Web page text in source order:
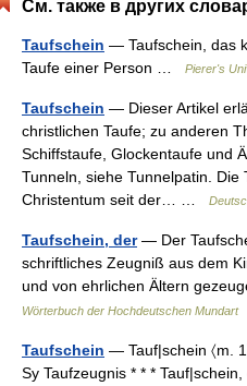
См. также в других
Taufschein — Taufschein, das
Taufe einer Person …
Pierer's
Taufschein — Dieser Artikel
christlichen Taufe; zu anderen
Schiffstaufe, Glockentaufe und
Tunneln, siehe Tunnelpatin. Die
Christentum seit der… …
Taufschein, der— Der
schriftliches Zeugniß aus dem
und von ehrlichen Ältern
Wörterbuch der Hochdeutschen Mundart
Taufschein — Tauf|schein 〈m.
Sy Taufzeugnis * * *